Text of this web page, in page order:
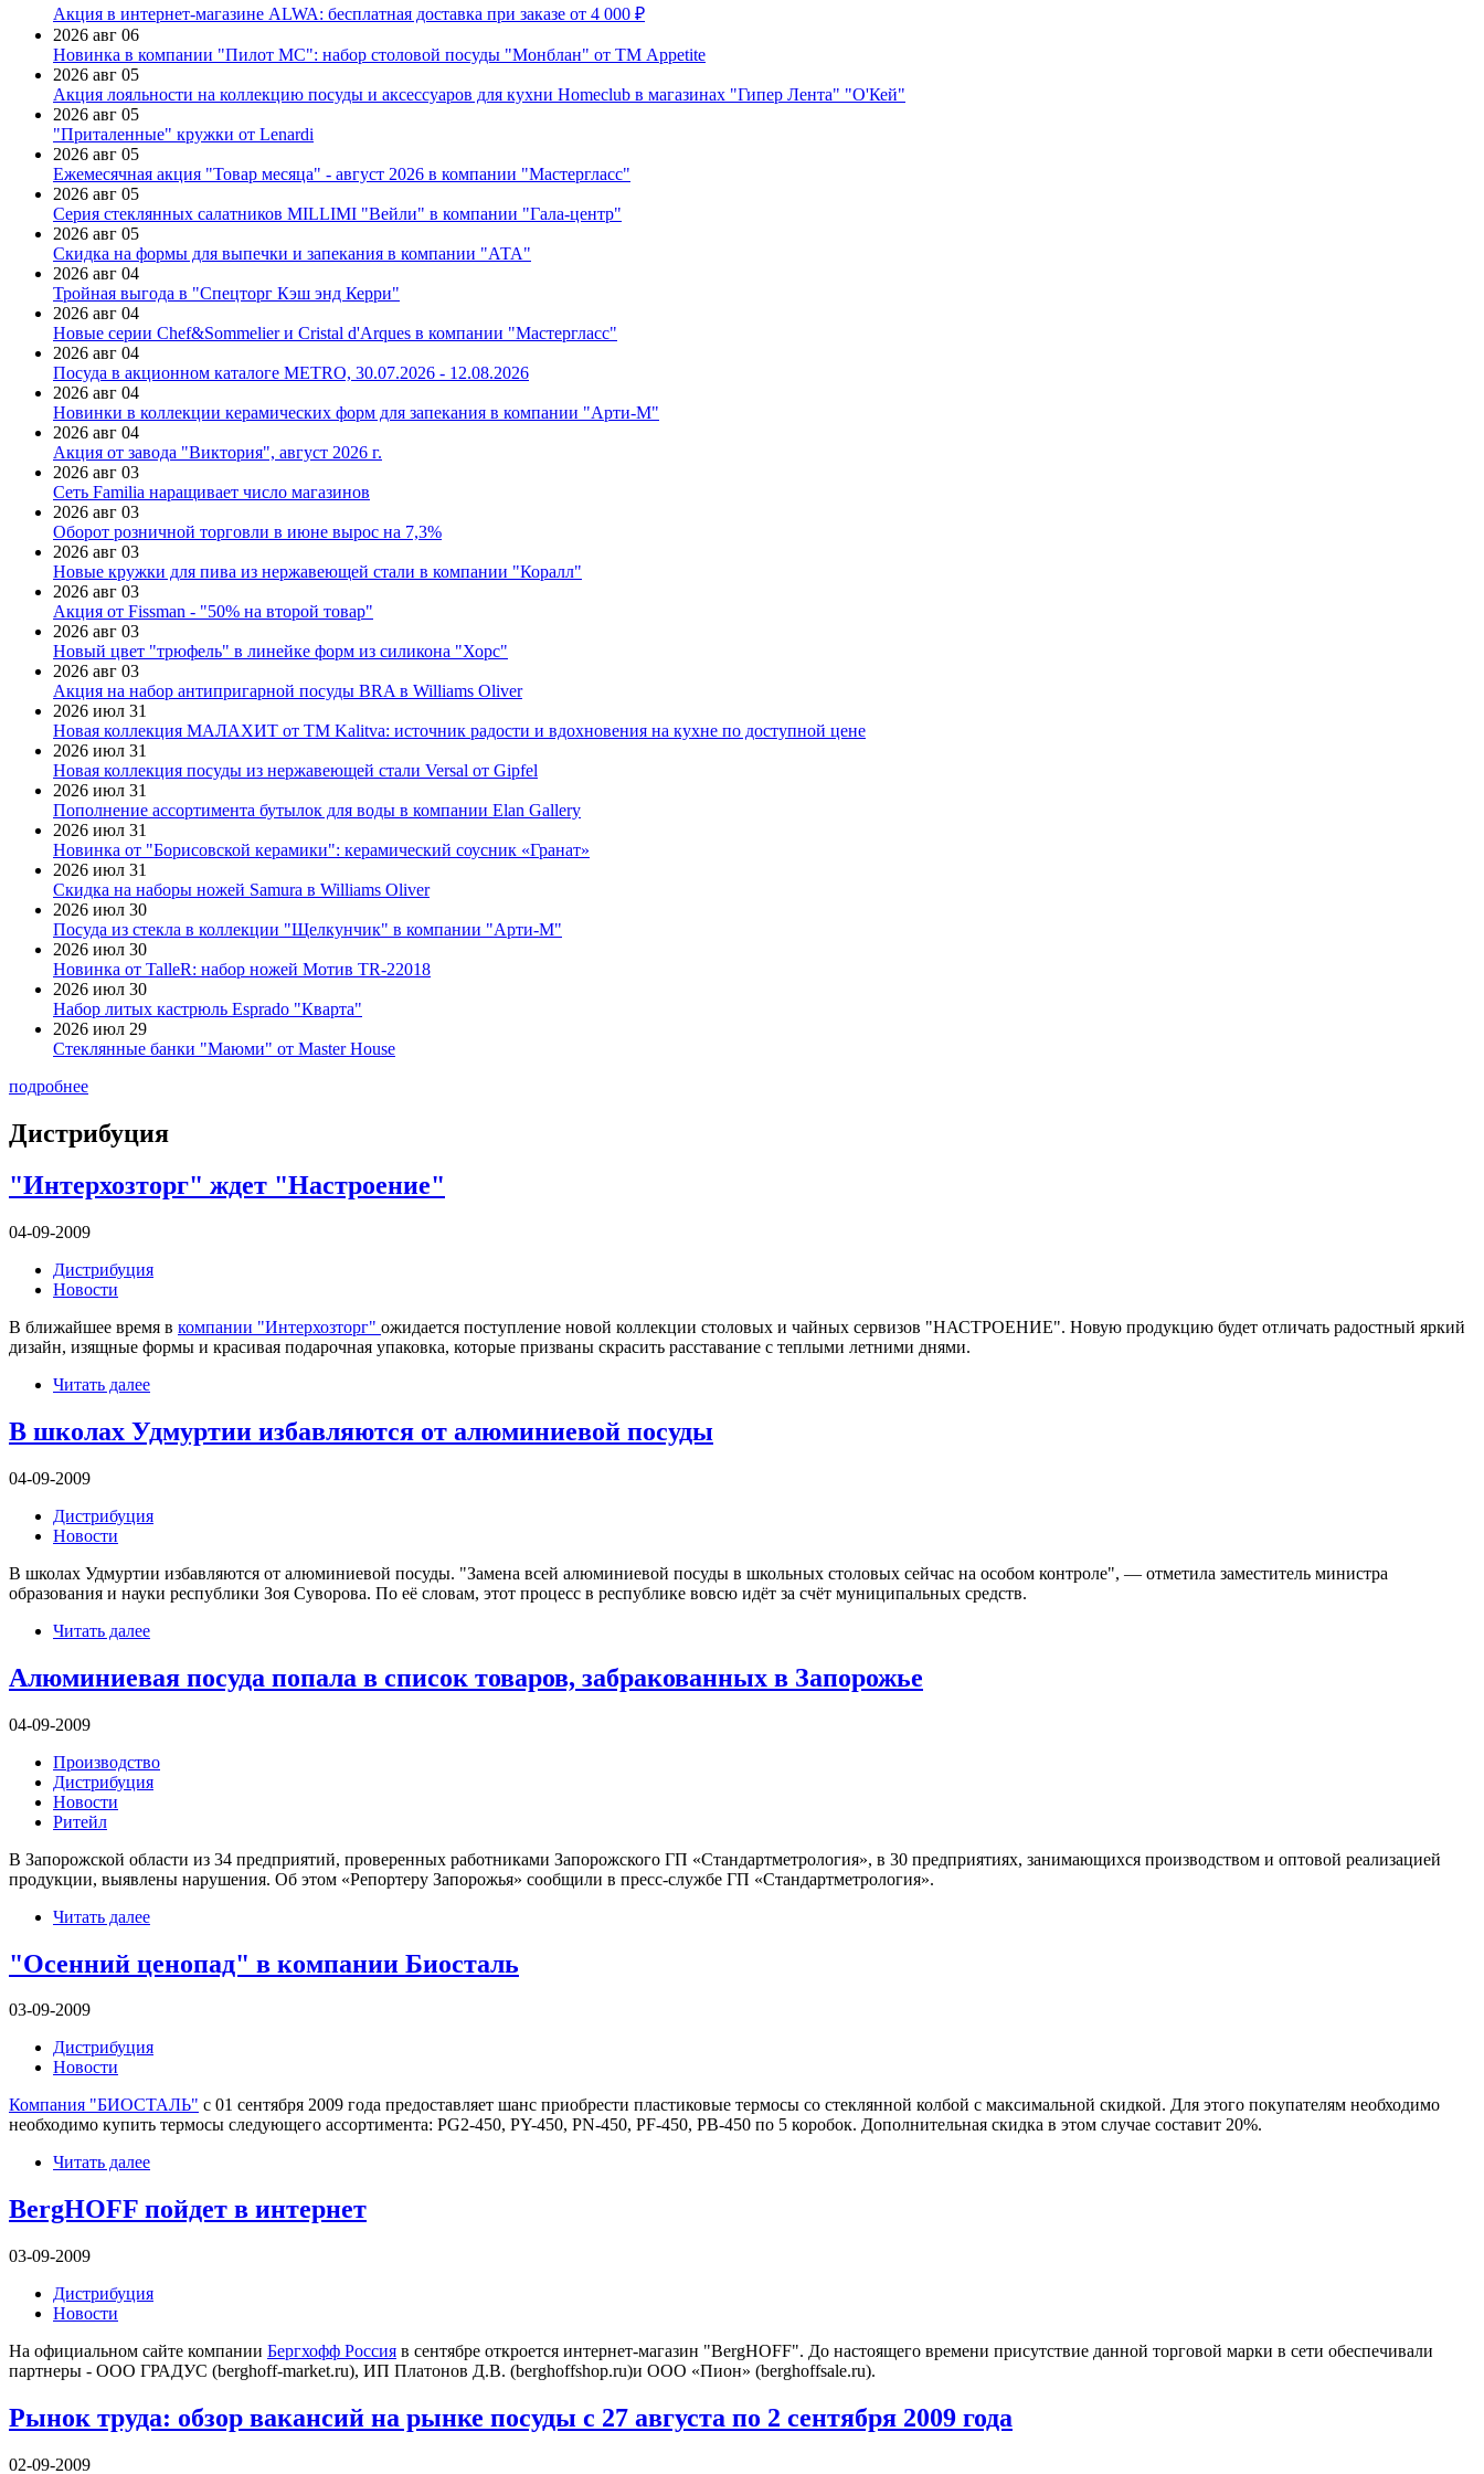
Акция в интернет-магазине ALWA: бесплатная доставка при заказе от 4 000 ₽
2026 авг 06
Новинка в компании "Пилот МС": набор столовой посуды "Монблан" от ТМ Appetite
2026 авг 05
Акция лояльности на коллекцию посуды и аксессуаров для кухни Homeclub в магазинах "Гипер Лента" "О'Кей"
2026 авг 05
"Приталенные" кружки от Lenardi
2026 авг 05
Ежемесячная акция "Товар месяца" - август 2026 в компании "Мастергласс"
2026 авг 05
Серия стеклянных салатников MILLIMI "Вейли" в компании "Гала-центр"
2026 авг 05
Скидка на формы для выпечки и запекания в компании "АТА"
2026 авг 04
Тройная выгода в "Спецторг Кэш энд Керри"
2026 авг 04
Новые серии Chef&Sommelier и Cristal d'Arques в компании "Мастергласс"
2026 авг 04
Посуда в акционном каталоге METRO, 30.07.2026 - 12.08.2026
2026 авг 04
Новинки в коллекции керамических форм для запекания в компании "Арти-М"
2026 авг 04
Акция от завода "Виктория", август 2026 г.
2026 авг 03
Сеть Familia наращивает число магазинов
2026 авг 03
Оборот розничной торговли в июне вырос на 7,3%
2026 авг 03
Новые кружки для пива из нержавеющей стали в компании "Коралл"
2026 авг 03
Акция от Fissman - "50% на второй товар"
2026 авг 03
Новый цвет "трюфель" в линейке форм из силикона "Хорс"
2026 авг 03
Акция на набор антипригарной посуды BRA в Williams Oliver
2026 июл 31
Новая коллекция МАЛАХИТ от ТМ Kalitva: источник радости и вдохновения на кухне по доступной цене
2026 июл 31
Новая коллекция посуды из нержавеющей стали Versal от Gipfel
2026 июл 31
Пополнение ассортимента бутылок для воды в компании Elan Gallery
2026 июл 31
Новинка от "Борисовской керамики": керамический соусник «Гранат»
2026 июл 31
Скидка на наборы ножей Samura в Williams Oliver
2026 июл 30
Посуда из стекла в коллекции "Щелкунчик" в компании "Арти-М"
2026 июл 30
Новинка от TalleR: набор ножей Мотив TR-22018
2026 июл 30
Набор литых кастрюль Esprado "Кварта"
2026 июл 29
Стеклянные банки "Маюми" от Master House
подробнее
Дистрибуция
"Интерхозторг" ждет "Настроение"
04-09-2009
Дистрибуция
Новости
В ближайшее время в компании "Интерхозторг" ожидается поступление новой коллекции столовых и чайных сервизов "НАСТРОЕНИЕ". Новую продукцию будет отличать радостный яркий
дизайн, изящные формы и красивая подарочная упаковка, которые призваны скрасить расставание с теплыми летними днями.
Читать далее
В школах Удмуртии избавляются от алюминиевой посуды
04-09-2009
Дистрибуция
Новости
В школах Удмуртии избавляются от алюминиевой посуды. "Замена всей алюминиевой посуды в школьных столовых сейчас на особом контроле", — отметила заместитель министра
образования и науки республики Зоя Суворова. По её словам, этот процесс в республике вовсю идёт за счёт муниципальных средств.
Читать далее
Алюминиевая посуда попала в список товаров, забракованных в Запорожье
04-09-2009
Производство
Дистрибуция
Новости
Ритейл
В Запорожской области из 34 предприятий, проверенных работниками Запорожского ГП «Стандартметрология», в 30 предприятиях, занимающихся производством и оптовой реализацией
продукции, выявлены нарушения. Об этом «Репортеру Запорожья» сообщили в пресс-службе ГП «Стандартметрология».
Читать далее
"Осенний ценопад" в компании Биосталь
03-09-2009
Дистрибуция
Новости
Компания "БИОСТАЛЬ" с 01 сентября 2009 года предоставляет шанс приобрести пластиковые термосы со стеклянной колбой с максимальной скидкой. Для этого покупателям необходимо
необходимо купить термосы следующего ассортимента: PG2-450, PY-450, PN-450, PF-450, PB-450 по 5 коробок. Дополнительная скидка в этом случае составит 20%.
Читать далее
BergHOFF пойдет в интернет
03-09-2009
Дистрибуция
Новости
На официальном сайте компании Бергхофф Россия в сентябре откроется интернет-магазин "BergHOFF". До настоящего времени присутствие данной торговой марки в сети обеспечивали
партнеры - ООО ГРАДУС (berghoff-market.ru), ИП Платонов Д.В. (berghoffshop.ru)и ООО «Пион» (berghoffsale.ru).
Рынок труда: обзор вакансий на рынке посуды с 27 августа по 2 сентября 2009 года
02-09-2009